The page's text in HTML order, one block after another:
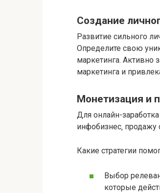
Создание
Развитие сильного
Определите свою
маркетинга. Активно
маркетинга и
Монетизация и
Для онлайн-
инфобизнес‚ продажу
Какие стратегии
Выбор
которые